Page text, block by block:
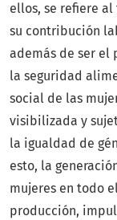
ellos, se refiere
su contribución
además de ser el
la seguridad
social de las
visibilizada y
la igualdad de
esto, la
mujeres en todo
producción,